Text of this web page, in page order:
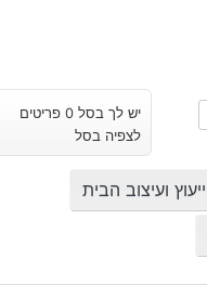
יש לך בסל 0 פריטים
לצפיה בסל
ייעוץ ועיצוב הבית